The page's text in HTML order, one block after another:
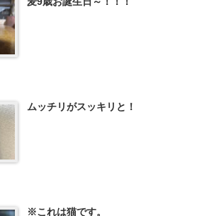
ムッチリがスッキリと！
※これは猫です。